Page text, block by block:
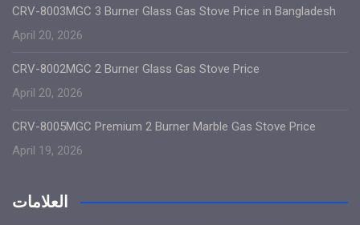
CRV-8003MGC 3 Burner Glass Gas Stove Price in Bangladesh
April 20, 2026
CRV-8002MGC 2 Burner Glass Gas Stove Price
April 20, 2026
CRV-8005MGC Premium 2 Burner Marble Gas Stove Price
April 19, 2026
العلامات